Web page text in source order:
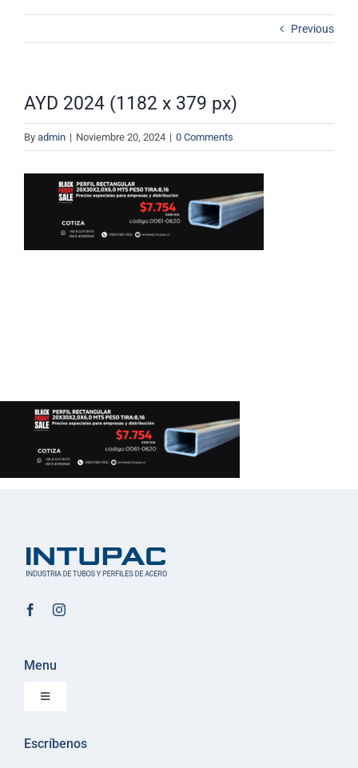
Contacto
Previous
AYD 2024 (1182 x 379 px)
By admin | Noviembre 20, 2024 | 0 Comments
Menu
Toggle
Escríbenos